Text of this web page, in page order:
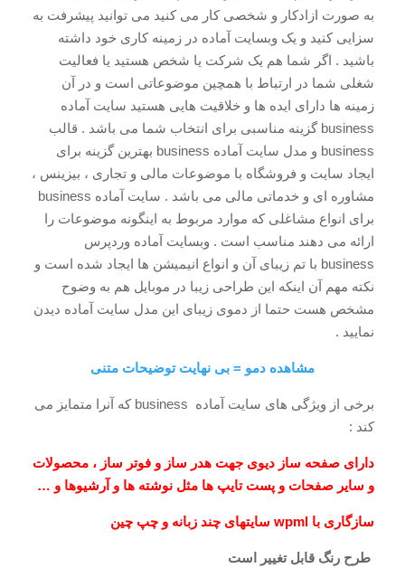
به صورت ازادکار و شخصی کار می کنید می توانید پیشرفت به
سزایی کنید و یک وبسایت آماده در زمینه کاری خود داشته
باشید . اگر شما هم یک شرکت یا شخص هستید یا فعالیت
شغلی شما در ارتباط با همچین موضوعاتی است و در آن
زمینه ها دارای ایده ها و خلاقیت هایی هستید سایت آماده
business گزینه مناسبی برای انتخاب شما می باشد . قالب
business و مدل سایت آماده business بهترین گزینه برای
ایجاد سایت و فروشگاه با موضوعات مالی و تجاری ، بیزینس ،
مشاوره ای و خدماتی مالی می باشد . سایت آماده business
برای انواع مشاغلی که موارد مربوط به اینگونه موضوعات را
ارائه می دهند مناسب است . وبسایت آماده وردپرس
business با تم زیبای آن و انواع انیمیشن ها ایجاد شده است و
نکته مهم آن اینکه این طراحی زیبا در موبایل هم به وضوح
مشخص هست حتما از دموی زیبای این مدل سایت آماده دیدن
نمایید .
مشاهده دمو = بی نهایت توضیحات متنی
برخی از ویژگی های سایت آماده business که آنرا متمایز می
کند :
دارای صفحه ساز دیوی جهت هدر ساز و فوتر ساز ، محصولات
و سایر صفحات و پست تایپ ها مثل نوشته ها و آرشیوها و …
سازگاری با wpml سایتهای چند زبانه و چپ چین
طرح رنگ قابل تغییر است